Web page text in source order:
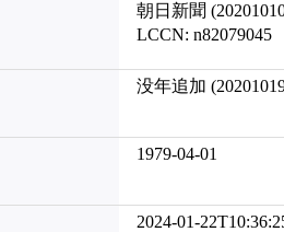
朝日新聞
LCCN: n82079045
没年追加
1979-04-01
2024-01-